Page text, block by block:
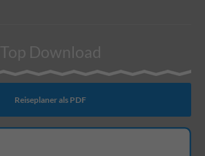
Top Download
Reiseplaner als PDF